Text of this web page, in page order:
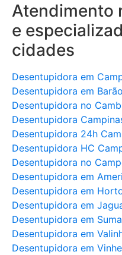
Atendimento
e
cidades
Desentupidora em
Desentupidora em
Desentupidora no
Desentupidora
Desentupidora 24h
Desentupidora HC
Desentupidora no
Desentupidora em
Desentupidora em
Desentupidora em
Desentupidora em
Desentupidora em
Desentupidora em